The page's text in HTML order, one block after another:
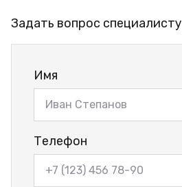
Задать вопрос специалисту
Имя
Телефон